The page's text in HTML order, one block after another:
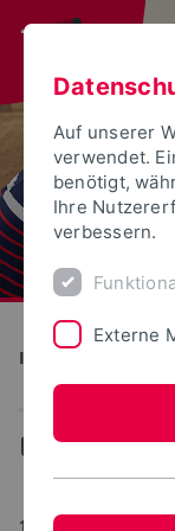
Institut für
...
11.10.2023
Auf unserer
verwendet.
benötigt,
Ihre
verbessern.
Externe